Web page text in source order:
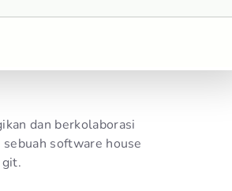
dan berkolaborasi
software house